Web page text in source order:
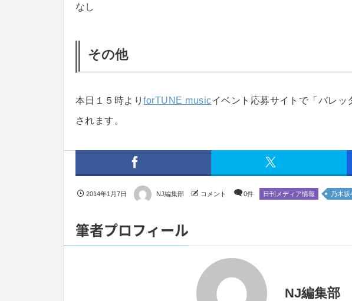
なし
その他
本日１５時よりforTUNE musicイベント応募サイトで「バレ
されます。
2014年1月7日 NJ編集部 コメント 0件 日刊メディア情報 乃木坂
筆者プロフィール
NJ編集部